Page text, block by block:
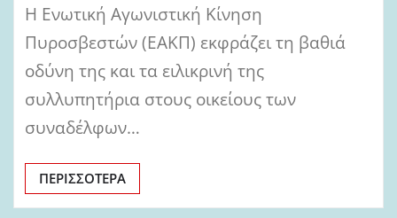
Η Ενωτική Αγωνιστική Κίνηση
Πυροσβεστών (ΕΑΚΠ) εκφράζει τη βαθιά
οδύνη της και τα ειλικρινή της
συλλυπητήρια στους οικείους των
συναδέλφων…
ΠΕΡΙΣΣΌΤΕΡΑ